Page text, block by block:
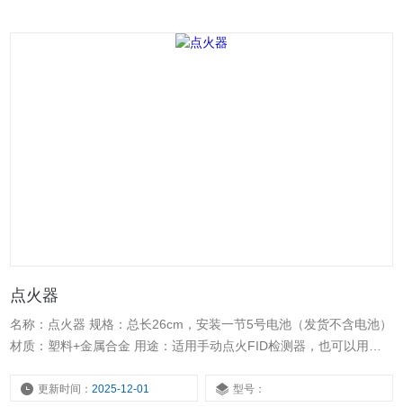
点火器
名称：点火器 规格：总长26cm，安装一节5号电池（发货不含电池）
材质：塑料+金属合金 用途：适用手动点火FID检测器，也可以用于
更新时间：2025-12-01 型号：